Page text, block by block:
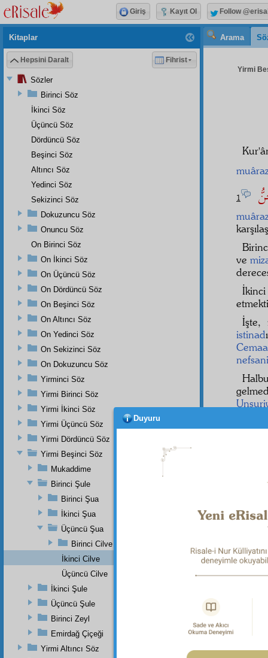
Arama
Yirmi
1
ve
İkinci
İşte,
istinad
yüzde
ve
Kitaplar
Hepsini Daralt Fihrist
Sözler
Birinci Söz
İkinci Söz
Üçüncü Söz
Dördüncü Söz
Beşinci Söz
Altıncı Söz
Yedinci Söz
Sekizinci Söz
Dokuzuncu Söz
Onuncu Söz
On Birinci Söz
On İkinci Söz
On Üçüncü Söz
On Dördüncü Söz
On Beşinci Söz
On Altıncı Söz
On Yedinci Söz
On Sekizinci Söz
On Dokuzuncu Söz
Yirminci Söz
Yirmi Birinci Söz
Yirmi İkinci Söz
Yirmi Üçüncü Söz
Yirmi Dördüncü Söz
Yirmi Beşinci Söz
Mukaddime
Birinci Şule
Birinci Şua
İkinci Şua
Üçüncü Şua
Birinci Cilve
İkinci Cilve
Üçüncü Cilve
İkinci Şule
Üçüncü Şule
Birinci Zeyl
Emirdağ Çiçeği
Yirmi Altıncı Söz
Giriş Kayıt Ol Follow
Duyuru